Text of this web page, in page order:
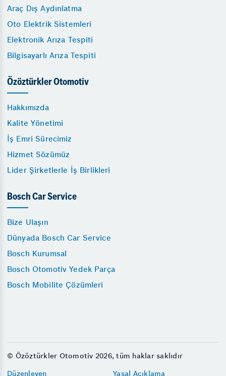
Araç Dış Aydınlatma
Oto Elektrik Sistemleri
Elektronik Arıza Tespiti
Bilgisayarlı Arıza Tespiti
Özöztürkler Otomotiv
Hakkımızda
Kalite Yönetimi
İş Emri Sürecimiz
Hizmet Sözümüz
Lider Şirketlerle İş Birlikleri
Bosch Car Service
Bize Ulaşın
Dünyada Bosch Car Service
Bosch Kurumsal
Bosch Otomotiv Yedek Parça
Bosch Mobilite Çözümleri
© Özöztürkler Otomotiv 2026, tüm haklar saklıdır
Düzenleyen
Yasal Açıklama